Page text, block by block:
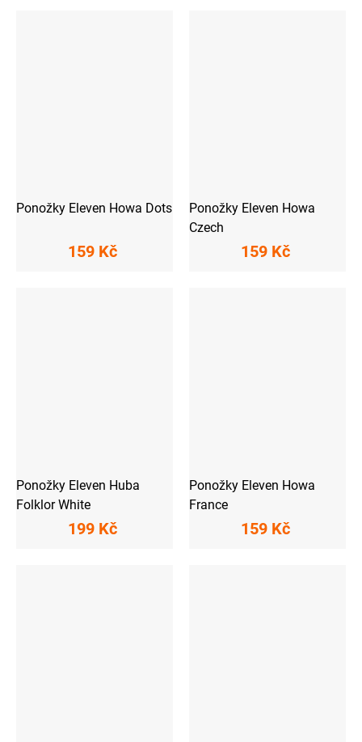
Ponožky Eleven Howa Dots
159 Kč
Ponožky Eleven Howa
Czech
159 Kč
Ponožky Eleven Huba
Folklor White
199 Kč
Ponožky Eleven Howa
France
159 Kč